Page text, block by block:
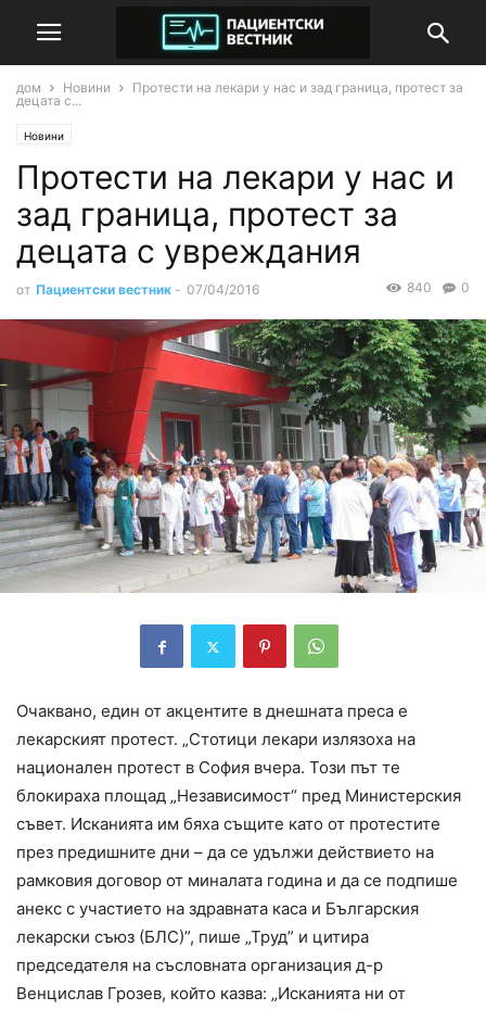
дом Новини
Протести на лекари у нас и зад граница, протест за
децата с...
Новини
Протести на лекари у нас и
зад граница, протест за
децата с увреждания
от Пациентски вестник - 07/04/2016 0
840
Очаквано, един от акцентите в днешната преса е
лекарският протест. „Стотици лекари излязоха на
национален протест в София вчера. Този път те
блокираха площад „Независимост“ пред Министерския
съвет. Исканията им бяха същите като от протестите
през предишните дни – да се удължи действието на
рамковия договор от миналата година и да се подпише
анекс с участието на здравната каса и Българския
лекарски съюз (БЛС)”, пише „Труд” и цитира
председателя на съсловната организация д-р
Венцислав Грозев, който казва: „Исканията ни от